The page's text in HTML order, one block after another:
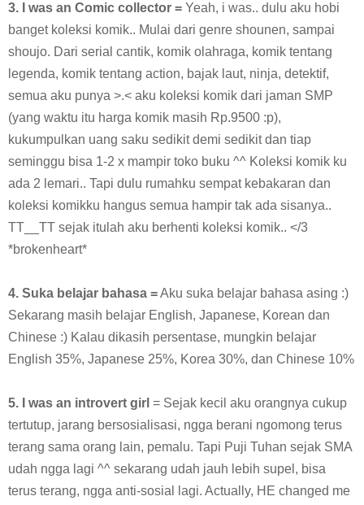
3. I was an Comic collector = Yeah, i was.. dulu aku hobi
banget koleksi komik.. Mulai dari genre shounen, sampai
shoujo. Dari serial cantik, komik olahraga, komik tentang
legenda, komik tentang action, bajak laut, ninja, detektif,
semua aku punya >.< aku koleksi komik dari jaman SMP
(yang waktu itu harga komik masih Rp.9500 :p),
kukumpulkan uang saku sedikit demi sedikit dan tiap
seminggu bisa 1-2 x mampir toko buku ^^ Koleksi komik ku
ada 2 lemari.. Tapi dulu rumahku sempat kebakaran dan
koleksi komikku hangus semua hampir tak ada sisanya..
TT__TT sejak itulah aku berhenti koleksi komik.. </3
*brokenheart*
4. Suka belajar bahasa =Aku suka belajar bahasa asing :)
Sekarang masih belajar English, Japanese, Korean dan
Chinese :) Kalau dikasih persentase, mungkin belajar
English 35%, Japanese 25%, Korea 30%, dan Chinese 10%
5. I was an introvert girl = Sejak kecil aku orangnya cukup
tertutup, jarang bersosialisasi, ngga berani ngomong terus
terang sama orang lain, pemalu. Tapi Puji Tuhan sejak SMA
udah ngga lagi ^^ sekarang udah jauh lebih supel, bisa
terus terang, ngga anti-sosial lagi. Actually, HE changed me